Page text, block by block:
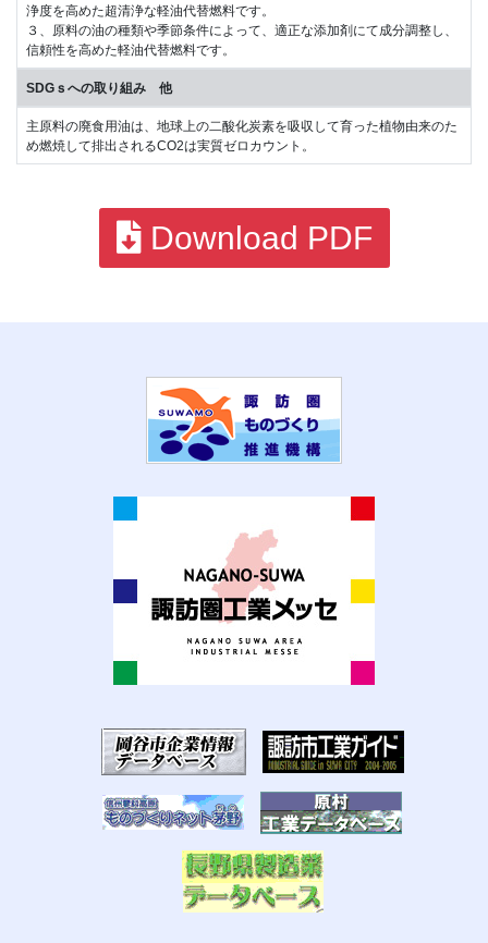
浄度を高めた超清浄な軽油代替燃料です。
３、原料の油の種類や季節条件によって、適正な添加剤にて成分調整し、
信頼性を高めた軽油代替燃料です。
SDGｓへの取り組み 他
主原料の廃食用油は、地球上の二酸化炭素を吸収して育った植物由来のた
め燃焼して排出されるCO2は実質ゼロカウント。
Download PDF